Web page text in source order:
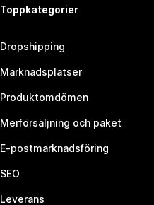
Toppkategorier
Dropshipping
Marknadsplatser
Produktomdömen
Merförsäljning och paket
E-postmarknadsföring
SEO
Leverans